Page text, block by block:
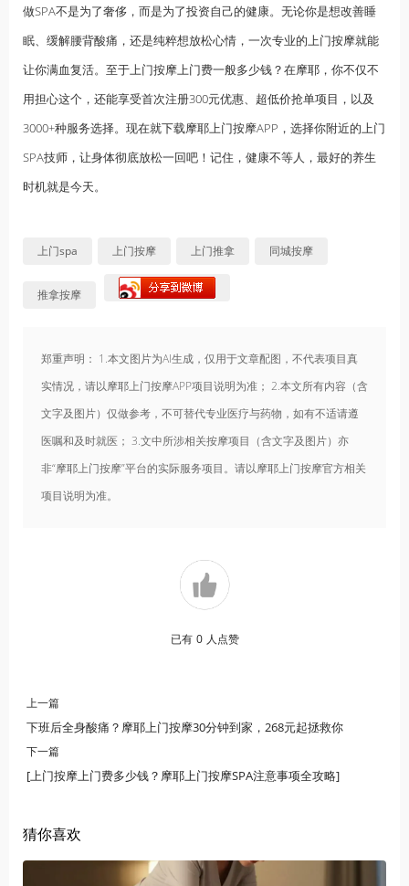
做SPA不是为了奢侈，而是为了投资自己的健康。无论你是想改善睡
眠、缓解腰背酸痛，还是纯粹想放松心情，一次专业的上门按摩就能
让你满血复活。至于上门按摩上门费一般多少钱？在摩耶，你不仅不
用担心这个，还能享受首次注册300元优惠、超低价抢单项目，以及
3000+种服务选择。现在就下载摩耶上门按摩APP，选择你附近的上门
SPA技师，让身体彻底放松一回吧！记住，健康不等人，最好的养生
时机就是今天。
上门spa 上门按摩 上门推拿 同城按摩
推拿按摩
郑重声明： 1.本文图片为AI生成，仅用于文章配图，不代表项目真
实情况，请以摩耶上门按摩APP项目说明为准； 2.本文所有内容（含
文字及图片）仅做参考，不可替代专业医疗与药物，如有不适请遵
医嘱和及时就医； 3.文中所涉相关按摩项目（含文字及图片）亦
非“摩耶上门按摩”平台的实际服务项目。请以摩耶上门按摩官方相关
项目说明为准。
已有 0 人点赞
上一篇
下班后全身酸痛？摩耶上门按摩30分钟到家，268元起拯救你
下一篇
[上门按摩上门费多少钱？摩耶上门按摩SPA注意事项全攻略]
猜你喜欢